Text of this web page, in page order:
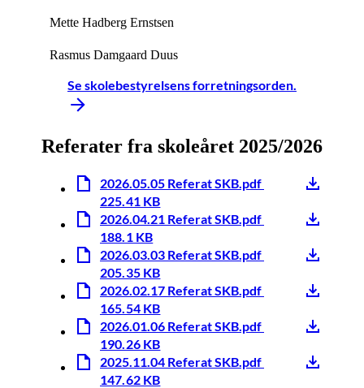
Mette Hadberg Ernstsen
Rasmus Damgaard Duus
Se skolebestyrelsens forretningsorden.
Referater fra skoleåret 2025/2026
2026.05.05 Referat SKB.pdf
225.41 KB
2026.04.21 Referat SKB.pdf
188.1 KB
2026.03.03 Referat SKB.pdf
205.35 KB
2026.02.17 Referat SKB.pdf
165.54 KB
2026.01.06 Referat SKB.pdf
190.26 KB
2025.11.04 Referat SKB.pdf
147.62 KB